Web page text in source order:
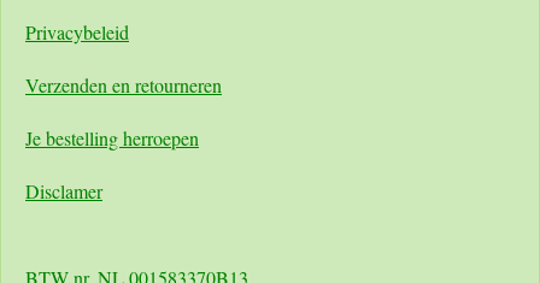
Privacybeleid
Verzenden en retourneren
Je bestelling herroepen
Disclamer
BTW nr. NL 001583370B13